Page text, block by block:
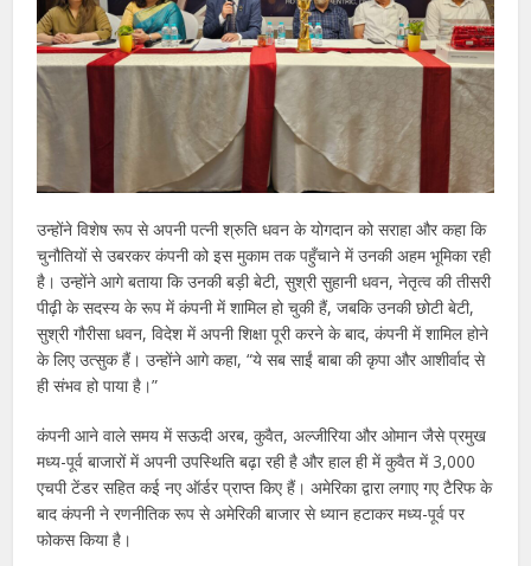
उन्होंने विशेष रूप से अपनी पत्नी श्रुति धवन के योगदान को सराहा और कहा कि
चुनौतियों से उबरकर कंपनी को इस मुकाम तक पहुँचाने में उनकी अहम भूमिका रही
है। उन्होंने आगे बताया कि उनकी बड़ी बेटी, सुश्री सुहानी धवन, नेतृत्व की तीसरी
पीढ़ी के सदस्य के रूप में कंपनी में शामिल हो चुकी हैं, जबकि उनकी छोटी बेटी,
सुश्री गौरीसा धवन, विदेश में अपनी शिक्षा पूरी करने के बाद, कंपनी में शामिल होने
के लिए उत्सुक हैं। उन्होंने आगे कहा, “ये सब साईं बाबा की कृपा और आशीर्वाद से
ही संभव हो पाया है।”
कंपनी आने वाले समय में सऊदी अरब, कुवैत, अल्जीरिया और ओमान जैसे प्रमुख
मध्य-पूर्व बाजारों में अपनी उपस्थिति बढ़ा रही है और हाल ही में कुवैत में 3,000
एचपी टेंडर सहित कई नए ऑर्डर प्राप्त किए हैं। अमेरिका द्वारा लगाए गए टैरिफ के
बाद कंपनी ने रणनीतिक रूप से अमेरिकी बाजार से ध्यान हटाकर मध्य-पूर्व पर
फोकस किया है।